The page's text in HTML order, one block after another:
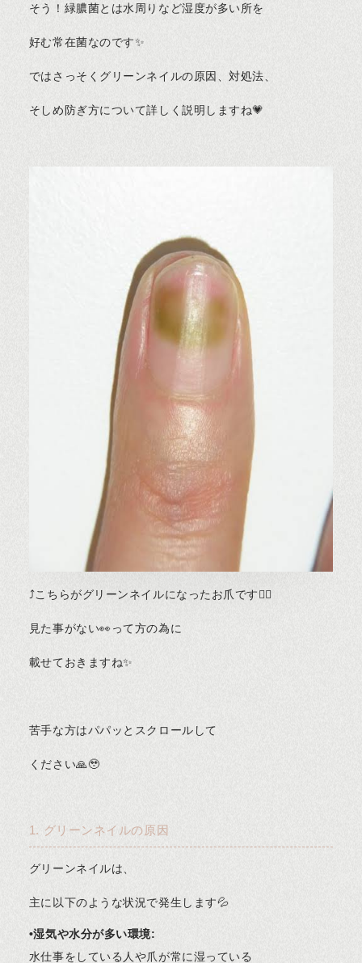
そう！緑膿菌とは水周りなど湿度が多い所を
好む常在菌なのです✨
ではさっそくグリーンネイルの原因、対処法、
そしめ防ぎ方について詳しく説明しますね💗
⤴︎こちらがグリーンネイルになったお爪です🙆‍♀️
見た事がない👀って方の為に
載せておきますね✨
苦手な方はパパッとスクロールして
ください🙏🥹
1. グリーンネイルの原因
グリーンネイルは、
主に以下のような状況で発生します💦
•湿気や水分が多い環境:
水仕事をしている人や爪が常に湿っている